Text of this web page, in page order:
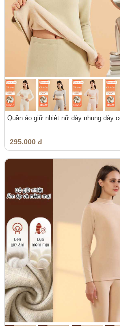
Quần áo giữ nhiệt nữ dày nhung dày
295.000 đ